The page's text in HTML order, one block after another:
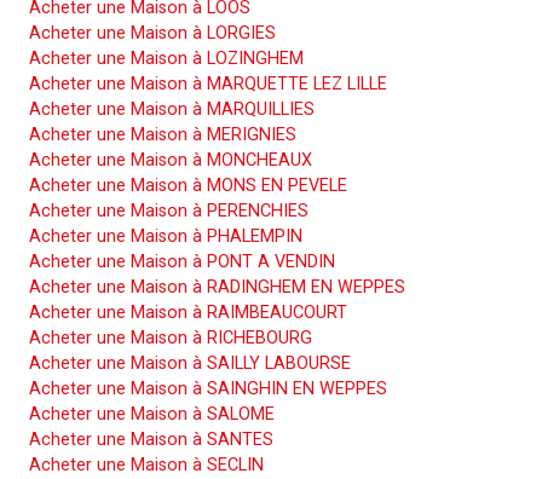
Acheter une Maison à LOOS
Acheter une Maison à LORGIES
Acheter une Maison à LOZINGHEM
Acheter une Maison à MARQUETTE LEZ LILLE
Acheter une Maison à MARQUILLIES
Acheter une Maison à MERIGNIES
Acheter une Maison à MONCHEAUX
Acheter une Maison à MONS EN PEVELE
Acheter une Maison à PERENCHIES
Acheter une Maison à PHALEMPIN
Acheter une Maison à PONT A VENDIN
Acheter une Maison à RADINGHEM EN WEPPES
Acheter une Maison à RAIMBEAUCOURT
Acheter une Maison à RICHEBOURG
Acheter une Maison à SAILLY LABOURSE
Acheter une Maison à SAINGHIN EN WEPPES
Acheter une Maison à SALOME
Acheter une Maison à SANTES
Acheter une Maison à SECLIN